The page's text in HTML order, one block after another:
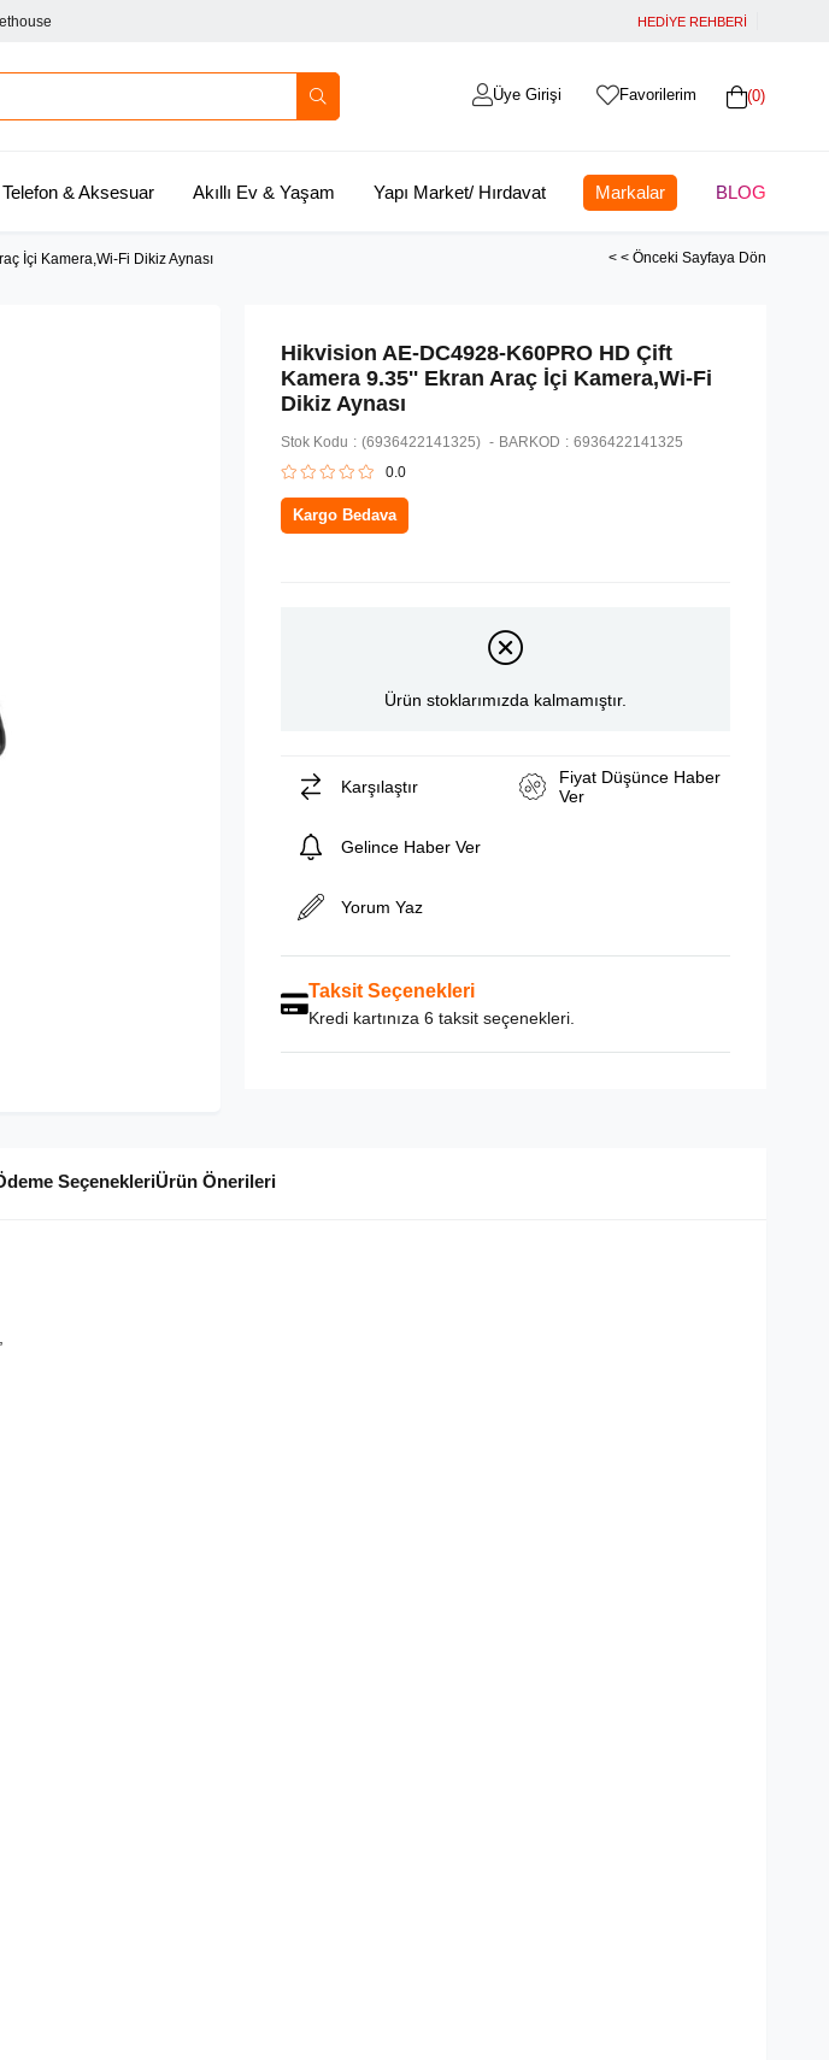
HEDİYE REHBERİ
0
Favorilerim
Üye Girişi
Telefon & Aksesuar Akıllı Ev & Yaşam Yapı Market/ Hırdavat Markalar BLOG
İçi Kamera,Wi-Fi Dikiz Aynası < < Önceki Sayfaya Dön
Hikvision AE-DC4928-K60PRO HD Çift
Kamera 9.35'' Ekran Araç İçi Kamera,Wi-Fi
Dikiz Aynası
Stok Kodu (6936422141325) BARKOD : 6936422141325
0.0
Kargo Bedava
Ürün stoklarımızda kalmamıştır.
Karşılaştır
Fiyat Düşünce Haber
Ver
Gelince Haber Ver
Yorum Yaz
Taksit Seçenekleri
Kredi kartınıza 6 taksit seçenekleri.
SeçenekleriÜrün Önerileri